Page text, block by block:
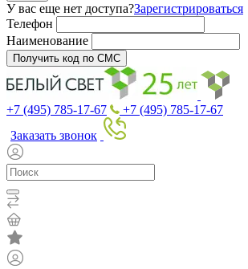
У вас еще нет доступа?Зарегистрироваться
Телефон
Наименование
Получить код по СМС
+7 (495) 785-17-67
+7 (495) 785-17-67
Заказать звонок